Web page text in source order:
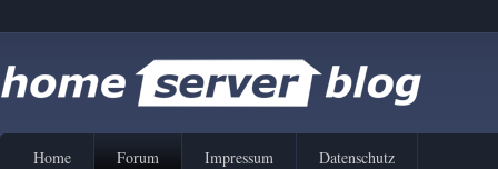
Home Forum Impressum Datenschutz